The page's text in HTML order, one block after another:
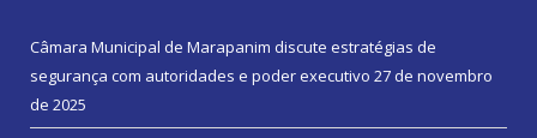
Câmara Municipal de Marapanim discute estratégias de
segurança com autoridades e poder executivo 27 de novembro
de 2025